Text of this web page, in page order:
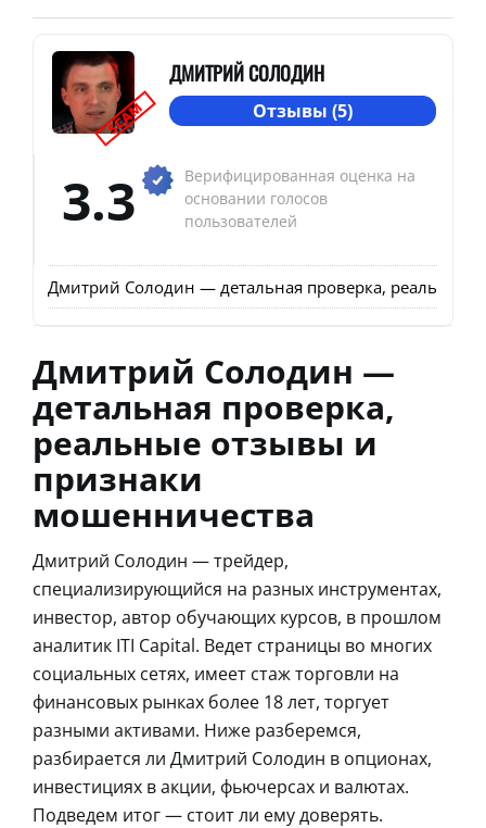
SCAM
ДМИТРИЙ СОЛОДИН
Отзывы (5)
3.3
Верифицированная оценка на
основании голосов
пользователей
Дмитрий Солодин — детальная проверка, реальные
Дмитрий Солодин —
детальная проверка,
реальные отзывы и
признаки
мошенничества
Дмитрий Солодин — трейдер,
специализирующийся на разных инструментах,
инвестор, автор обучающих курсов, в прошлом
аналитик ITI Capital. Ведет страницы во многих
социальных сетях, имеет стаж торговли на
финансовых рынках более 18 лет, торгует
разными активами. Ниже разберемся,
разбирается ли Дмитрий Солодин в опционах,
инвестициях в акции, фьючерсах и валютах.
Подведем итог — стоит ли ему доверять.